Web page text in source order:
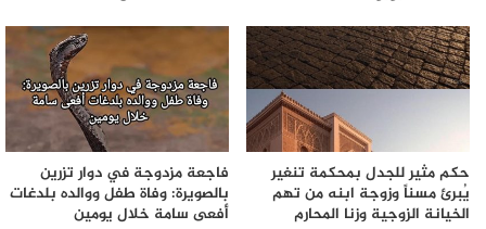
حكم مثير للجدل بمحكمة تنغير
يُبرئ مسناً وزوجة ابنه من تهم
الخيانة الزوجية وزنا المحارم
فاجعة مزدوجة في دوار تزرين
بالصويرة: وفاة طفل ووالده بلدغات
أفعى سامة خلال يومين